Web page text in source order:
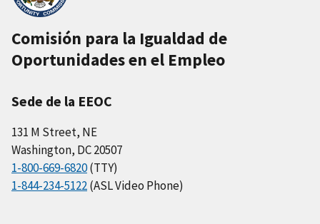
Comisión para la Igualdad de
Oportunidades en el Empleo
Sede de la EEOC
131 M Street, NE
Washington, DC 20507
1-800-669-6820(TTY)
1-844-234-5122(ASL Video Phone)